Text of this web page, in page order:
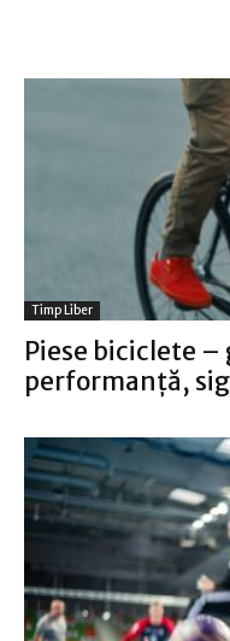
Timp Liber
Piese biciclete
performanță,